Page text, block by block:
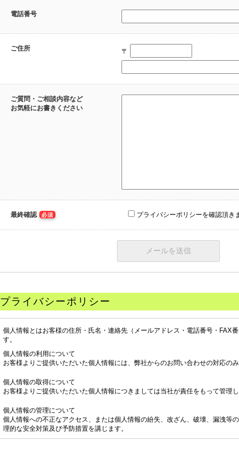
電話番号
ご住所 〒
ご質問・ご相談内容など
お気軽にお書きください
最終確認 必須 プライバシーポリシーを確認頂き
プライバシーポリシー
個人情報とはお客様の住所・氏名・連絡先（メールアドレス・電話番号・FAX
す。
個人情報の利用について
お客様よりご提供いただいた個人情報には、弊社からのお問い合わせの対応の
個人情報の取得について
お客様よりご提供いただいた個人情報につきましては当社が責任をもって管理
個人情報の管理について
個人情報への不正なアクセス、または個人情報の紛失、改ざん、破壊、漏洩等
理的な安全対策及び予防措置を講じます。